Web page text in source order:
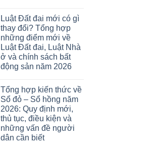
Luật Đất đai mới có gì
thay đổi? Tổng hợp
những điểm mới về
Luật Đất đai, Luật Nhà
ở và chính sách bất
động sản năm 2026
Tổng hợp kiến thức về
Sổ đỏ – Sổ hồng năm
2026: Quy định mới,
thủ tục, điều kiện và
những vấn đề người
dân cần biết